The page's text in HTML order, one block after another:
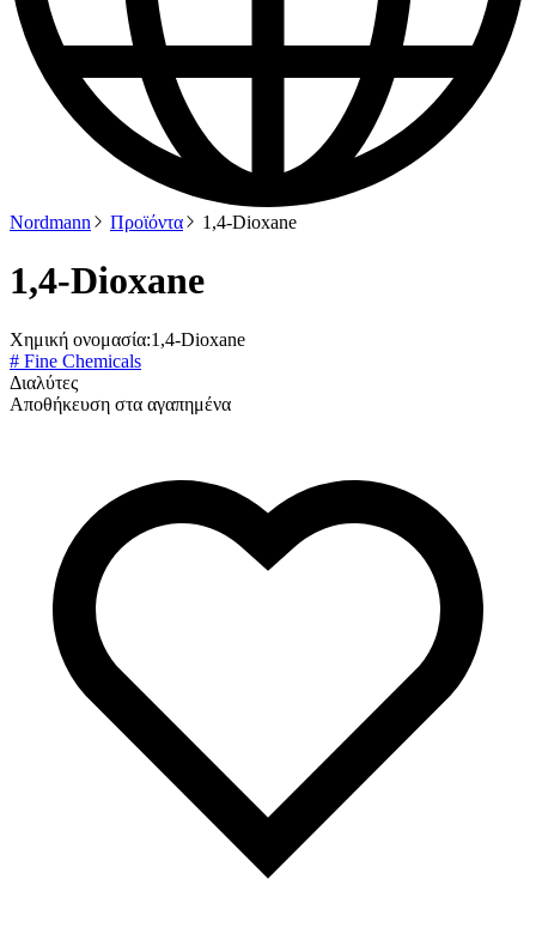
Nordmann Προϊόντα 1,4-Dioxane
1,4-Dioxane
Χημική ονομασία:1,4-Dioxane
# Fine Chemicals
Διαλύτες
Αποθήκευση στα αγαπημένα